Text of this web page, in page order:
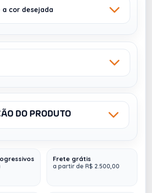
a cor desejada
1 523
DO PRODUTO
900ML
Frete grátis
a partir de R$ 2.500,00